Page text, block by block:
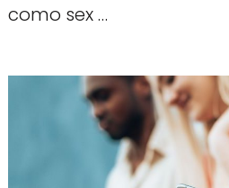
como sex …